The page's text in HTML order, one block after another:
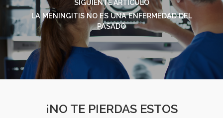
SIGUIENTE ARTÍCULO
LA MENINGITIS NO ES UNA ENFERMEDAD DEL
PASADO
¡NO TE PIERDAS ESTOS